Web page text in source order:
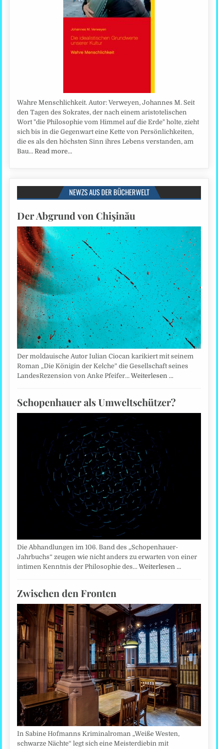
Wahre Menschlichkeit. Autor: Verweyen, Johannes M. Seit
den Tagen des Sokrates, der nach einem aristotelischen
Wort "die Philosophie vom Himmel auf die Erde" holte, zieht
sich bis in die Gegenwart eine Kette von Persönlichkeiten,
die es als den höchsten Sinn ihres Lebens verstanden, am
Bau…Read more…
NEWZS AUS DER BÜCHERWELT
Der Abgrund von Chişinău
Der moldauische Autor Iulian Ciocan karikiert mit seinem
Roman „Die Königin der Kelche” die Gesellschaft seines
LandesRezension von Anke Pfeifer…Weiterlesen …
Schopenhauer als Umweltschützer?
Die Abhandlungen im 106. Band des „Schopenhauer-
Jahrbuchs“ zeugen wie nicht anders zu erwarten von einer
intimen Kenntnis der Philosophie des…Weiterlesen …
Zwischen den Fronten
In Sabine Hofmanns Kriminalroman „Weiße Westen,
schwarze Nächte“ legt sich eine Meisterdiebin mit